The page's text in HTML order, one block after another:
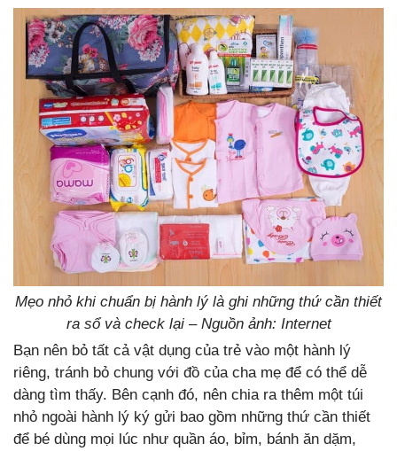
Mẹo nhỏ khi chuẩn bị hành lý là ghi những thứ cần thiết
ra sổ và check lại – Nguồn ảnh: Internet
Bạn nên bỏ tất cả vật dụng của trẻ vào một hành lý
riêng, tránh bỏ chung với đồ của cha mẹ để có thể dễ
dàng tìm thấy. Bên cạnh đó, nên chia ra thêm một túi
nhỏ ngoài hành lý ký gửi bao gồm những thứ cần thiết
để bé dùng mọi lúc như quần áo, bỉm, bánh ăn dặm,